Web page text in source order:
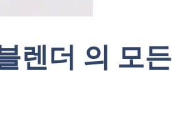
렌더 의 모든